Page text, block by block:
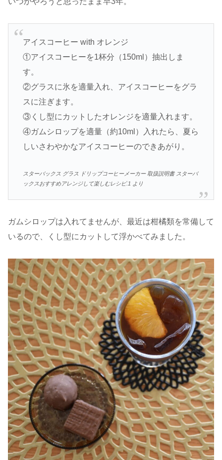
アイスコーヒー with オレンジ
①アイスコーヒーを1杯分（150ml）抽出しま
す。
②グラスに氷を適量入れ、アイスコーヒーをグラ
スに注ぎます。
③くし型にカットしたオレンジを適量入れます。
④ガムシロップを適量（約10ml）入れたら、夏ら
しいさわやかなアイスコーヒーのできあがり。
スターバックス グラス ドリップコーヒーメーカー 取扱説明書 スターバ
ックスおすすめアレンジして楽しむレシピ.1 より
ガムシロップは入れてませんが、最近は柑橘類を常備して
いるので、くし型にカットして浮かべてみました。